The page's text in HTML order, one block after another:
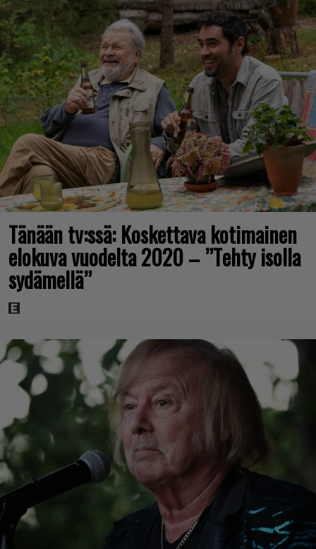
Tänään tv:ssä: Koskettava kotimainen
elokuva vuodelta 2020 – ”Tehty isolla
sydämellä”